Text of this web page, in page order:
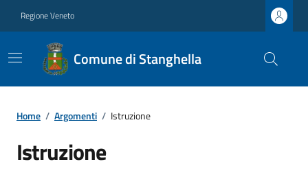
Regione Veneto
Comune di Stanghella
Home / Argomenti / Istruzione
Istruzione